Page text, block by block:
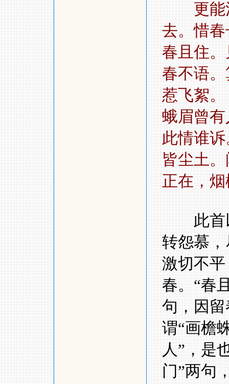
更
去。惜
春且住
春不语
惹飞絮
蛾眉曾
此情谁
皆尘土
正在，
此首以
转怨慕
激切不
春。 “春
句，因
谓“画檐
人” ，是
门 ”两句